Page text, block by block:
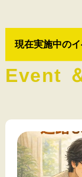
究
生徒一人ひと
ら、
間違いを“失敗”
く、“再構築で
聡生館は、そ
現在実施中の
Event